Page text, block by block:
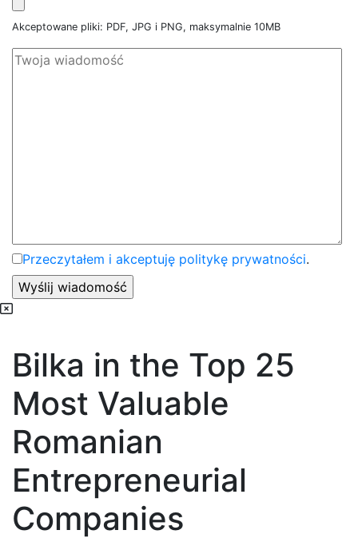
Akceptowane pliki: PDF, JPG i PNG, maksymalnie 10MB
Przeczytałem i akceptuję politykę prywatności.
Bilka in the Top 25
Most Valuable
Romanian
Entrepreneurial
Companies